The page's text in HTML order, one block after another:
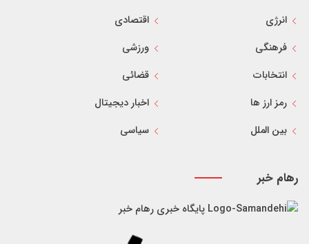
انرژی
اقتصادی
فرهنگی
ورزشی
انتخابات
قضائی
رمز ارز ها
اخبار دیجیتال
بین الملل
سیاسی
رهام خبر
پایگاه خبری رهام خبر